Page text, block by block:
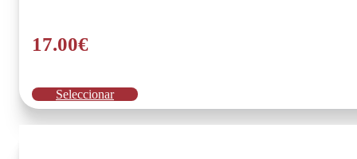
17.00€
Seleccionar
Este
producto
tiene